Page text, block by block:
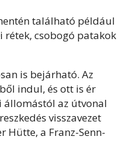
található például
rétek, csobogó patakok
is bejárható. Az
indul, és ott is ér
állomástól az útvonal
visszavezet
Hütte, a Franz-Senn-